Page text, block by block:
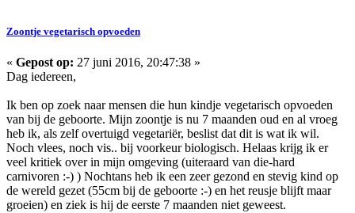
Zoontje vegetarisch opvoeden
« Gepost op: 27 juni 2016, 20:47:38 »
Dag iedereen,
Ik ben op zoek naar mensen die hun kindje vegetarisch opvoeden
van bij de geboorte. Mijn zoontje is nu 7 maanden oud en al vroeg
heb ik, als zelf overtuigd vegetariër, beslist dat dit is wat ik wil.
Noch vlees, noch vis.. bij voorkeur biologisch. Helaas krijg ik er
veel kritiek over in mijn omgeving (uiteraard van die-hard
carnivoren :-) ) Nochtans heb ik een zeer gezond en stevig kind op
de wereld gezet (55cm bij de geboorte :-) en het reusje blijft maar
groeien) en ziek is hij de eerste 7 maanden niet geweest.